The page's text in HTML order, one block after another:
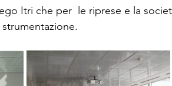
Itri che per  le riprese e la